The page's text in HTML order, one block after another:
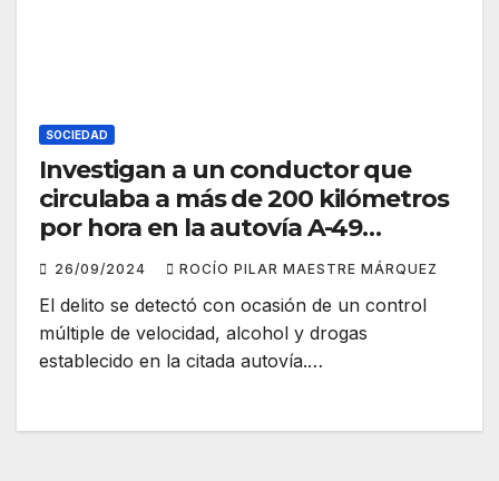
SOCIEDAD
Investigan a un conductor que
circulaba a más de 200 kilómetros
por hora en la autovía A-49
durante un control múltiple
26/09/2024 ROCÍO PILAR MAESTRE MÁRQUEZ
El delito se detectó con ocasión de un control
múltiple de velocidad, alcohol y drogas
establecido en la citada autovía.…